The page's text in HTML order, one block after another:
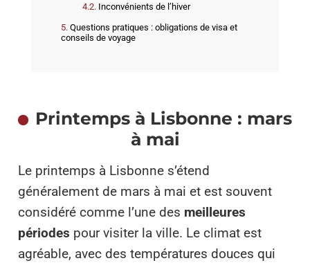
Inconvénients de l’hiver
Questions pratiques : obligations de visa et
conseils de voyage
Printemps à Lisbonne : mars
à mai
Le printemps à Lisbonne s’étend
généralement de mars à mai et est souvent
considéré comme l’une des meilleures
périodes pour visiter la ville. Le climat est
agréable, avec des températures douces qui